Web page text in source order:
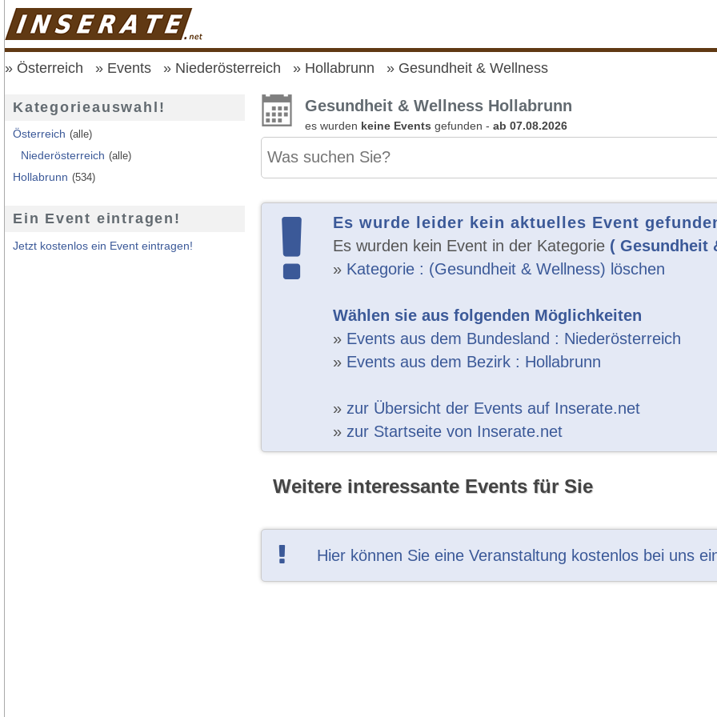
Österreich Events Niederösterreich Hollabrunn Gesundheit & Wellness
Gesundheit & Wellness Hollabrunn
es wurden keine Events gefunden - ab 07.08.2026
Es wurde leider kein aktuelles Event
Es wurden kein Event in der Kategorie ( Gesundheit
» Kategorie : (Gesundheit & Wellness) löschen
Wählen sie aus folgenden Möglichkeiten
» Events aus dem Bundesland : Niederösterreich
» Events aus dem Bezirk : Hollabrunn
» zur Übersicht der Events auf Inserate.net
» zur Startseite von Inserate.net
Weitere interessante Events für Sie
Hier können Sie eine Veranstaltung kostenlos bei uns
Kategorieauswahl!
Österreich (alle)
Niederösterreich (alle)
Hollabrunn (534)
Ein Event eintragen!
Jetzt kostenlos ein Event eintragen!